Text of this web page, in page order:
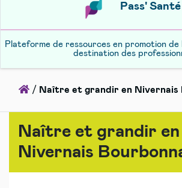
Pass'
Plateforme de ressources en promotion de
destination des
Accueil
/ Naître et grandir en Nivernais
Naître et grandir en
Nivernais